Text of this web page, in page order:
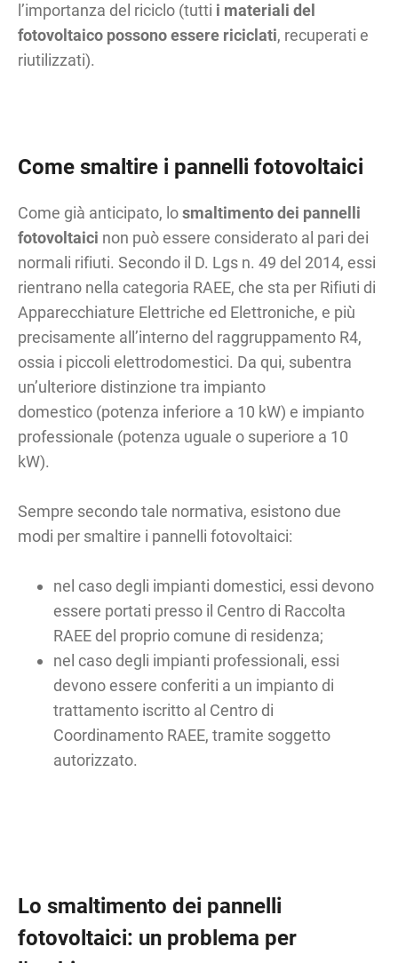
l’importanza del riciclo (tutti i materiali del
fotovoltaico possono essere riciclati, recuperati e
riutilizzati).
Come smaltire i pannelli fotovoltaici
Come già anticipato, losmaltimento dei pannelli
fotovoltaici non può essere considerato al pari dei
normali rifiuti. Secondo il D. Lgs n. 49 del 2014, essi
rientrano nella categoria RAEE, che sta per Rifiuti di
Apparecchiature Elettriche ed Elettroniche, e più
precisamente all’interno del raggruppamento R4,
ossia i piccoli elettrodomestici. Da qui, subentra
un’ulteriore distinzione tra impianto
domestico (potenza inferiore a 10 kW) e impianto
professionale (potenza uguale o superiore a 10
kW).
Sempre secondo tale normativa, esistono due
modi per smaltire i pannelli fotovoltaici:
nel caso degli impianti domestici, essi devono
essere portati presso il Centro di Raccolta
RAEE del proprio comune di residenza;
nel caso degli impianti professionali, essi
devono essere conferiti a un impianto di
trattamento iscritto al Centro di
Coordinamento RAEE, tramite soggetto
autorizzato.
Lo smaltimento dei pannelli
fotovoltaici: un problema per